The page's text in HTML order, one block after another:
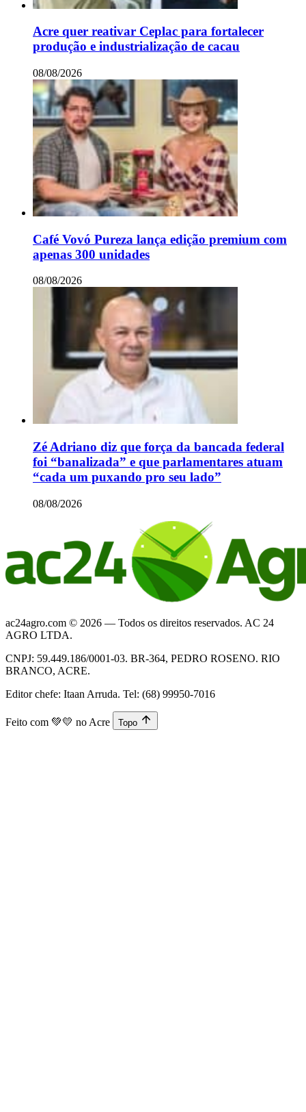
Acre quer reativar Ceplac para fortalecer
produção e industrialização de cacau
08/08/2026
Café Vovó Pureza lança edição premium com
apenas 300 unidades
08/08/2026
Zé Adriano diz que força da bancada federal
foi “banalizada” e que parlamentares atuam
“cada um puxando pro seu lado”
08/08/2026
ac24agro.com © 2026 — Todos os direitos reservados. AC 24
AGRO LTDA.
CNPJ: 59.449.186/0001-03. BR-364, PEDRO ROSENO. RIO
BRANCO, ACRE.
Editor chefe: Itaan Arruda. Tel: (68) 99950-7016
Feito com 💚💛 no Acre Topo